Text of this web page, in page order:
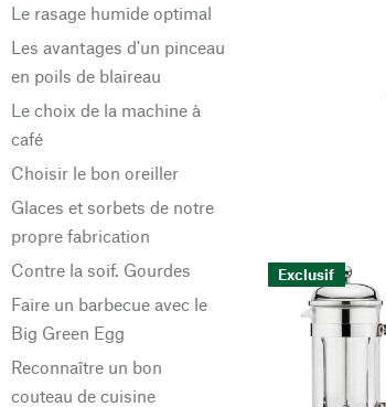
Le rasage humide optimal
Les avantages d'un pinceau
en poils de blaireau
Le choix de la machine à
café
Choisir le bon oreiller
Glaces et sorbets de notre
propre fabrication
Contre la soif. Gourdes
Faire un barbecue avec le
Big Green Egg
Reconnaître un bon
couteau de cuisine
Exclusif